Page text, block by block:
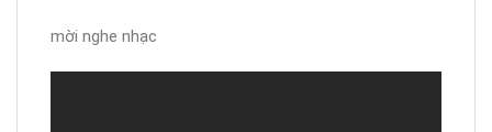
mời nghe nhạc